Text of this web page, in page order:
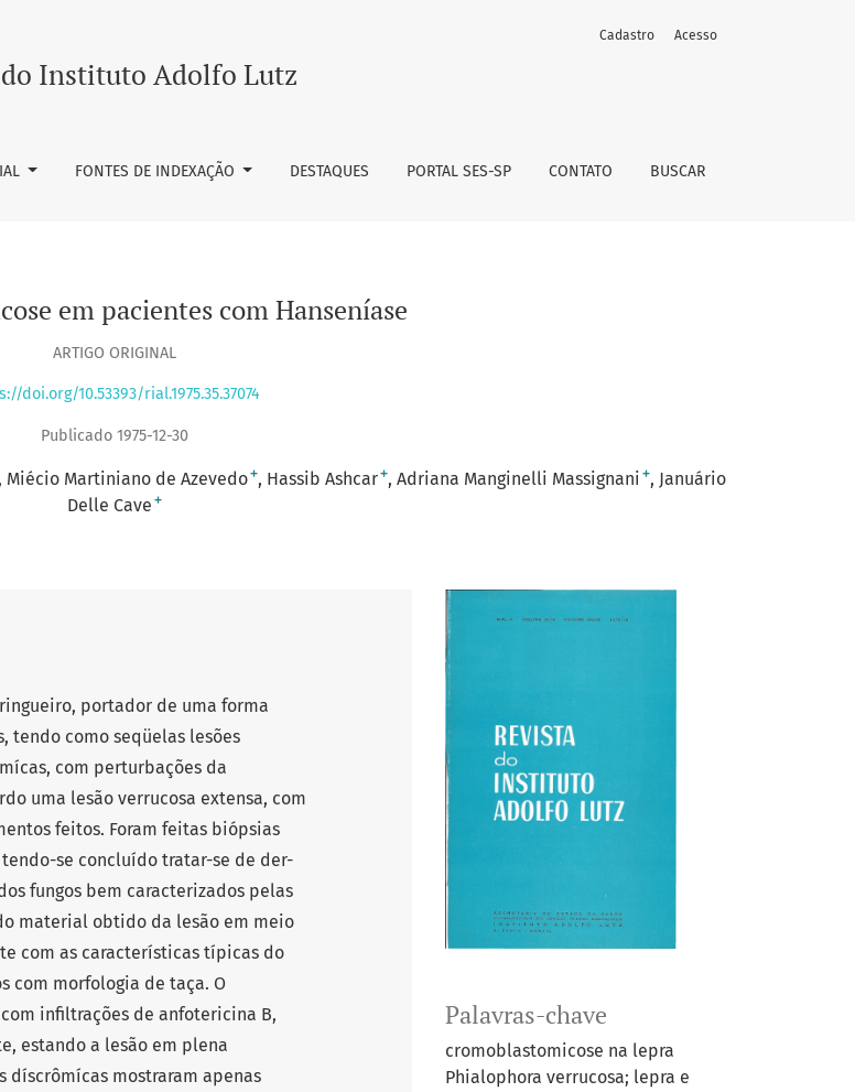
Instituto Adolfo Lutz
FONTES DE INDEXAÇÃO DESTAQUES PORTAL SES-SP CONTATO BUSCAR
Cadastro Acesso
em pacientes com Hanseníase
ARTIGO ORIGINAL
doi.org/10.53393/rial.1975.35.37074
Publicado 1975-12-30
Miécio Martiniano de Azevedo+ Hassib Ashcar+ Adriana Manginelli Massignani +
Januário
Delle Cave +
Palavras-chave
cromoblastomicose na lepra
Phialophora verrucosa; lepra e
portador de uma forma
tendo como seqüelas lesões
com perturbações da
uma lesão verrucosa extensa, com
feitos. Foram feitas biópsias
se concluído tratar-se de der-
fungos bem caracterizados pelas
material obtido da lesão em meio
com as características típicas do
com morfologia de taça. O
infiltrações de anfotericina B,
estando a lesão em plena
díscrômícas mostraram apenas